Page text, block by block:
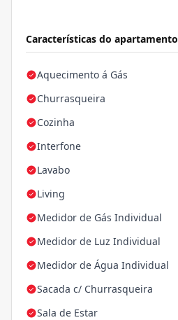
Características do apartamento
Aquecimento á Gás
Churrasqueira
Cozinha
Interfone
Lavabo
Living
Medidor de Gás Individual
Medidor de Luz Individual
Medidor de Água Individual
Sacada c/ Churrasqueira
Sala de Estar